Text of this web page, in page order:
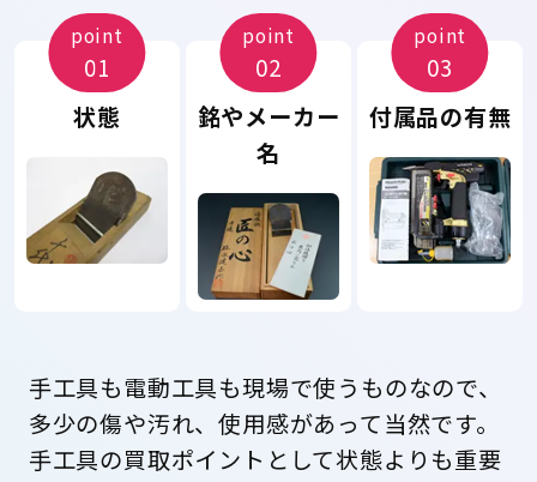
point
01
状態
point
02
銘やメーカー
名
point
03
付属品の有無
手工具も電動工具も現場で使うものなので、
多少の傷や汚れ、使用感があって当然です。
手工具の買取ポイントとして状態よりも重要